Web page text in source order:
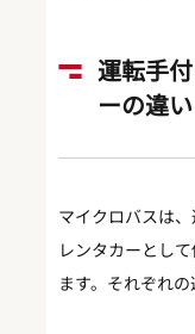
運転手
ーの違い
マイクロバスは、
レンタカーとし
ます。それぞれの